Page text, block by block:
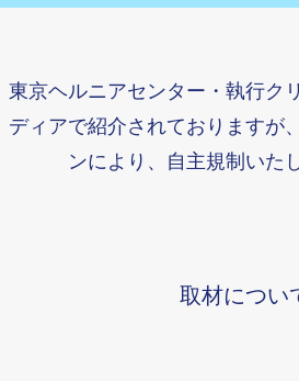
東京ヘルニアセンター・執行ク
ディアで紹介されておりますが
ンにより、自主規制いた
取材につい